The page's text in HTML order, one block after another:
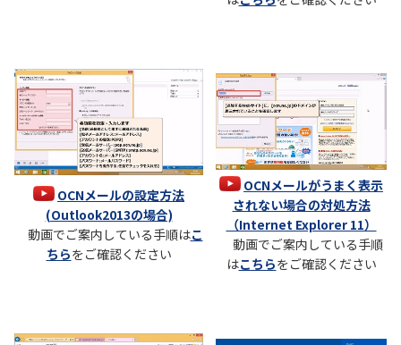
OCNメールの設定方法
(Outlook2013の場合)
動画でご案内している手順はこ
ちらをご確認ください
OCNメールがうまく表示
されない場合の対処方法
（Internet Explorer 11）
動画でご案内している手順
はこちらをご確認ください